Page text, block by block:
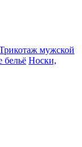
мужской
Носки,